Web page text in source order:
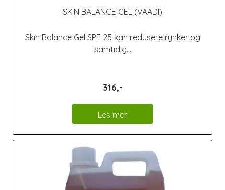
SKIN BALANCE GEL (VAADI)
Skin Balance Gel SPF 25 kan redusere rynker og
samtidig...
316,-
Les mer